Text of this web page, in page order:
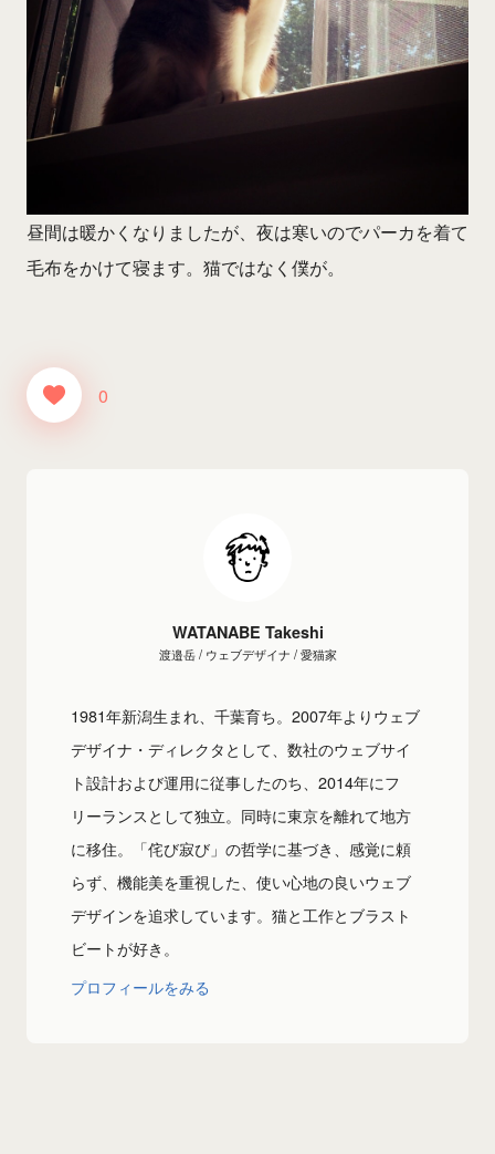
昼間は暖かくなりましたが、夜は寒いのでパーカを着て
毛布をかけて寝ます。猫ではなく僕が。
0
WATANABE Takeshi
渡邉岳 / ウェブデザイナ / 愛猫家
1981年新潟生まれ、千葉育ち。2007年よりウェブ
デザイナ・ディレクタとして、数社のウェブサイ
ト設計および運用に従事したのち、2014年にフ
リーランスとして独立。同時に東京を離れて地方
に移住。「侘び寂び」の哲学に基づき、感覚に頼
らず、機能美を重視した、使い心地の良いウェブ
デザインを追求しています。猫と工作とブラスト
ビートが好き。
プロフィールをみる